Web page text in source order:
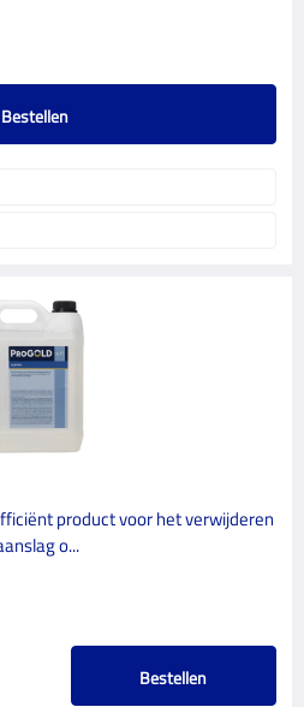
Bestellen
product voor het verwijderen
o...
Bestellen